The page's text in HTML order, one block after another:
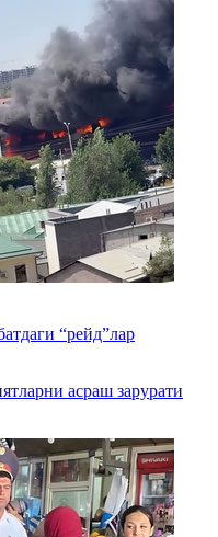
“рейд”лар
асраш зарурати